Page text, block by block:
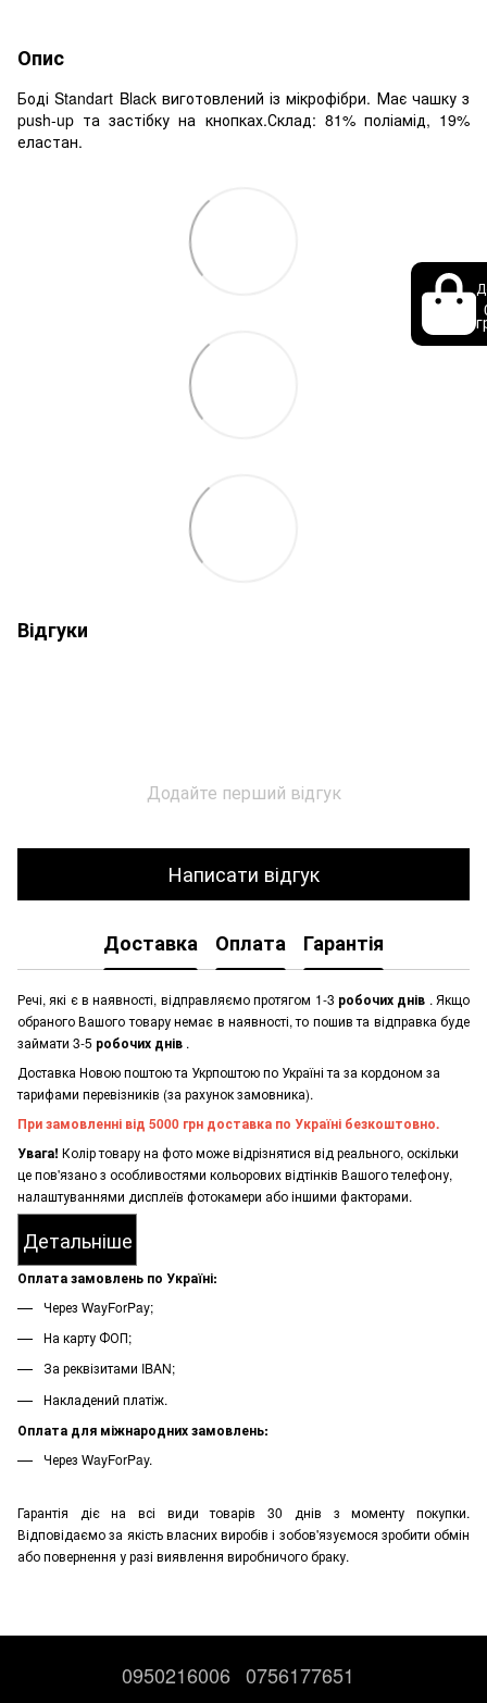
Опис
Боді Standart Black виготовлений із мікрофібри. Має чашку з
push-up та застібку на кнопках.Склад: 81% поліамід, 19%
еластан.
Відгуки
Додайте перший відгук
Написати відгук
Доставка Оплата Гарантія
Речі, які є в наявності, відправляємо протягом 1-3 робочих днів . Якщо
обраного Вашого товару немає в наявності, то пошив та відправка буде
займати 3-5 робочих днів .
Доставка Новою поштою та Укрпоштою по Україні та за кордоном за
тарифами перевізників (за рахунок замовника).
При замовленні від 5000 грн доставка по Україні безкоштовно.
Увага! Колір товару на фото може відрізнятися від реального, оскільки
це пов'язано з особливостями кольорових відтінків Вашого телефону,
налаштуваннями дисплеїв фотокамери або іншими факторами.
Детальніше
Оплата замовлень по Україні:
Через WayForPay;
На карту ФОП;
За реквізитами IBAN;
Накладений платіж.
Оплата для міжнародних замовлень:
Через WayForPay.
Гарантія діє на всі види товарів 30 днів з моменту покупки.
Відповідаємо за якість власних виробів і зобов'язуємося зробити обмін
або повернення у разі виявлення виробничого браку.
0950216006 0756177651